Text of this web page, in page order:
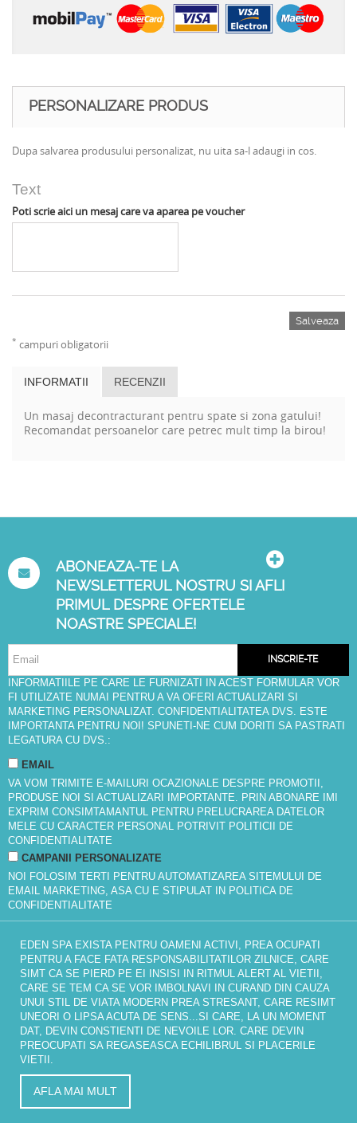
PERSONALIZARE PRODUS
Dupa salvarea produsului personalizat, nu uita sa-l adaugi in cos.
Text
Poti scrie aici un mesaj care va aparea pe voucher
Salveaza
* campuri obligatorii
INFORMATII RECENZII
Un masaj decontracturant pentru spate si zona gatului!
Recomandat persoanelor care petrec mult timp la birou!
ABONEAZA-TE LA
NEWSLETTERUL NOSTRU SI AFLI
PRIMUL DESPRE OFERTELE
NOASTRE SPECIALE!
INSCRIE-TE
INFORMATIILE PE CARE LE FURNIZATI IN ACEST FORMULAR VOR
FI UTILIZATE NUMAI PENTRU A VA OFERI ACTUALIZARI SI
MARKETING PERSONALIZAT. CONFIDENTIALITATEA DVS. ESTE
IMPORTANTA PENTRU NOI! SPUNETI-NE CUM DORITI SA PASTRATI
LEGATURA CU DVS.:
EMAIL
VA VOM TRIMITE E-MAILURI OCAZIONALE DESPRE PROMOTII,
PRODUSE NOI SI ACTUALIZARI IMPORTANTE. PRIN ABONARE IMI
EXPRIM CONSIMTAMANTUL PENTRU PRELUCRAREA DATELOR
MELE CU CARACTER PERSONAL POTRIVIT POLITICII DE
CONFIDENTIALITATE
CAMPANII PERSONALIZATE
NOI FOLOSIM TERTI PENTRU AUTOMATIZAREA SITEMULUI DE
EMAIL MARKETING, ASA CU E STIPULAT IN POLITICA DE
CONFIDENTIALITATE
EDEN SPA EXISTA PENTRU OAMENI ACTIVI, PREA OCUPATI
PENTRU A FACE FATA RESPONSABILITATILOR ZILNICE, CARE
SIMT CA SE PIERD PE EI INSISI IN RITMUL ALERT AL VIETII,
CARE SE TEM CA SE VOR IMBOLNAVI IN CURAND DIN CAUZA
UNUI STIL DE VIATA MODERN PREA STRESANT, CARE RESIMT
UNEORI O LIPSA ACUTA DE SENS...SI CARE, LA UN MOMENT
DAT, DEVIN CONSTIENTI DE NEVOILE LOR. CARE DEVIN
PREOCUPATI SA REGASEASCA ECHILIBRUL SI PLACERILE
VIETII.
AFLA MAI MULT